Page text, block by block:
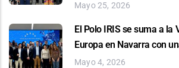
Mayo 25, 2026
El Polo IRIS se suma a la
Europa en Navarra con
Mayo 4, 2026